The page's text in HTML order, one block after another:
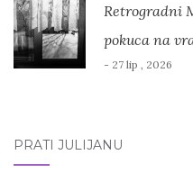
Retrogradni
pokuca na
- 27 lip , 2026
PRATI JULIJANU